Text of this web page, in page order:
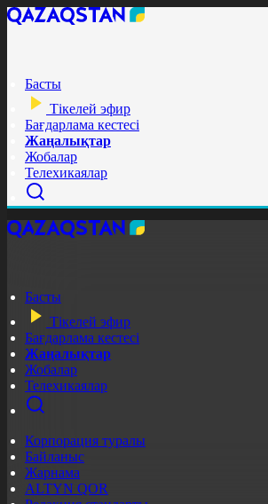
Басты
Тікелей эфир
Бағдарлама кестесі
Жаңалықтар
Жобалар
Телехикаялар
Басты
Тікелей эфир
Бағдарлама кестесі
Жаңалықтар
Жобалар
Телехикаялар
Корпорация туралы
Байланыс
Жарнама
ALTYN QOR